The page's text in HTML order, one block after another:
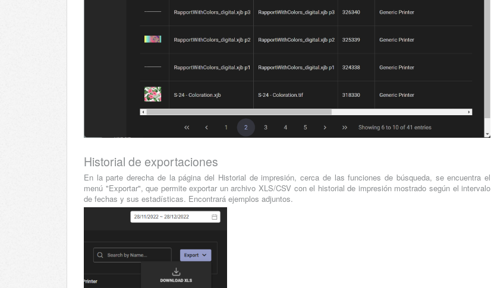
Historial de exportaciones
En la parte derecha de la página del Historial de impresión, cerca de las funciones de búsqueda, se encuentra el
menú "Exportar", que permite exportar un archivo XLS/CSV con el historial de impresión mostrado según el intervalo
de fechas y sus estadísticas. Encontrará ejemplos adjuntos.